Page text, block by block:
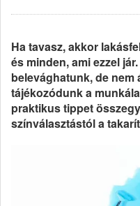
Ha tavasz, akkor
és minden, ami ezzel
belevághatunk, de nem
tájékozódunk a
praktikus tippet
színválasztástól a